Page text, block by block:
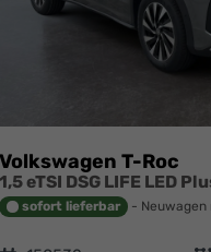
Volkswagen T-Roc
sofort lieferbar Neuwagen